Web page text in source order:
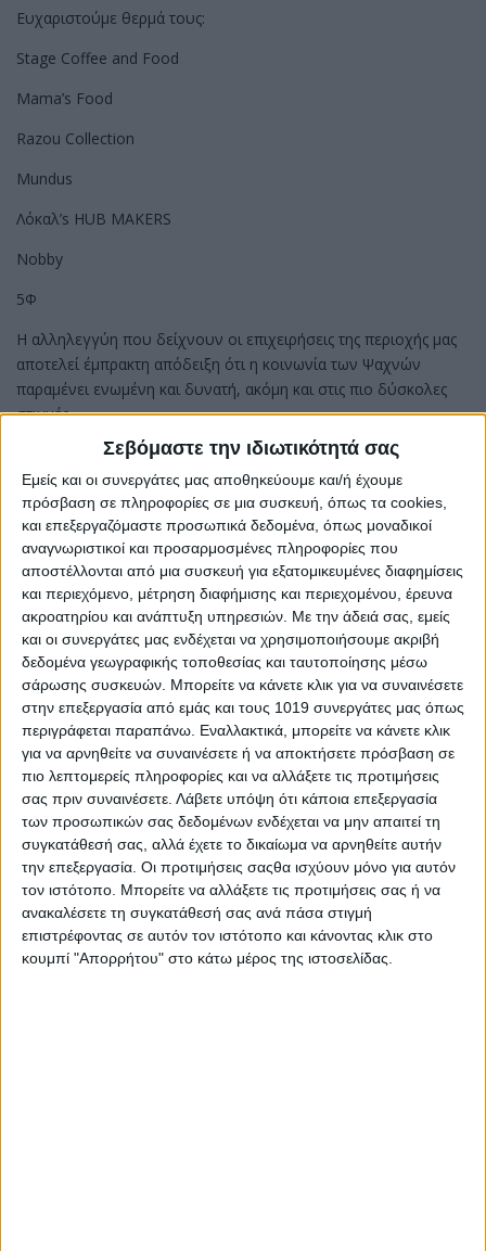
Σεβόμαστε την ιδιωτικότητά σας
Εμείς και οι συνεργάτες μας αποθηκεύουμε και/ή έχουμε
πρόσβαση σε πληροφορίες σε μια συσκευή, όπως τα cookies,
και επεξεργαζόμαστε προσωπικά δεδομένα, όπως μοναδικοί
αναγνωριστικοί και προσαρμοσμένες πληροφορίες που
αποστέλλονται από μια συσκευή για εξατομικευμένες διαφημίσεις
και περιεχόμενο, μέτρηση διαφήμισης και περιεχομένου, έρευνα
ακροατηρίου και ανάπτυξη υπηρεσιών. Με την άδειά σας, εμείς
και οι συνεργάτες μας ενδέχεται να χρησιμοποιήσουμε ακριβή
δεδομένα γεωγραφικής τοποθεσίας και ταυτοποίησης μέσω
σάρωσης συσκευών. Μπορείτε να κάνετε κλικ για να συναινέσετε
στην επεξεργασία από εμάς και τους 1019 συνεργάτες μας όπως
περιγράφεται παραπάνω. Εναλλακτικά, μπορείτε να κάνετε κλικ
για να αρνηθείτε να συναινέσετε ή να αποκτήσετε πρόσβαση σε
πιο λεπτομερείς πληροφορίες και να αλλάξετε τις προτιμήσεις
σας πριν συναινέσετε. Λάβετε υπόψη ότι κάποια επεξεργασία
των προσωπικών σας δεδομένων ενδέχεται να μην απαιτεί τη
συγκατάθεσή σας, αλλά έχετε το δικαίωμα να αρνηθείτε αυτήν
την επεξεργασία. Οι προτιμήσεις σαςθα ισχύουν μόνο για αυτόν
τον ιστότοπο. Μπορείτε να αλλάξετε τις προτιμήσεις σας ή να
ανακαλέσετε τη συγκατάθεσή σας ανά πάσα στιγμή
επιστρέφοντας σε αυτόν τον ιστότοπο και κάνοντας κλικ στο
κουμπί "Απορρήτου" στο κάτω μέρος της ιστοσελίδας.
Ευχαριστούμε θερμά τους:
Stage Coffee and Food
Mama’s Food
Razou Collection
Mundus
Λόκαλ’s HUB MAKERS
Nobby
5Φ
Η αλληλεγγύη που δείχνουν οι επιχειρήσεις της περιοχής μας
αποτελεί έμπρακτη απόδειξη ότι η κοινωνία των Ψαχνών
παραμένει ενωμένη και δυνατή, ακόμη και στις πιο δύσκολες
στιγμές.
Για το Διοικητικό Συμβούλιο
Σ.Ε.Δ.Δ.Δ. Ψαχνών